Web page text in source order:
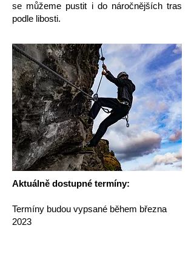
se můžeme pustit i do náročnějších tras
podle libosti.
Aktuálně dostupné termíny:
Termíny budou vypsané během března
2023